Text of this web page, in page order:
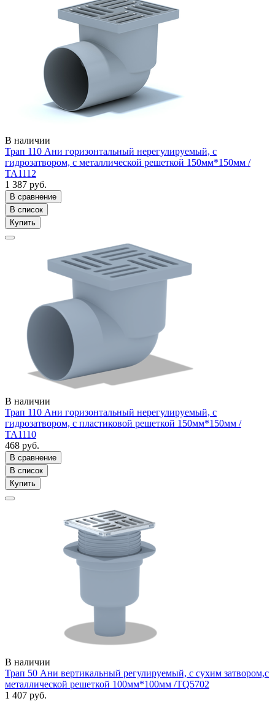
В наличии
Трап 110 Ани горизонтальный нерегулируемый, с
гидрозатвором, с металлической решеткой 150мм*150мм /
ТА1112
1 387 руб.
В сравнение
В список
Купить
В наличии
Трап 110 Ани горизонтальный нерегулируемый, с
гидрозатвором, с пластиковой решеткой 150мм*150мм /
ТА1110
468 руб.
В сравнение
В список
Купить
В наличии
Трап 50 Ани вертикальный регулируемый, с сухим затвором,с
металлической решеткой 100мм*100мм /ТQ5702
1 407 руб.